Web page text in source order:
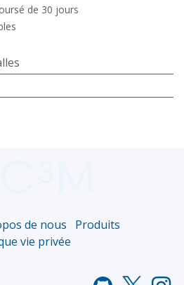
de 30 jours
de nous
Produits
vie privée